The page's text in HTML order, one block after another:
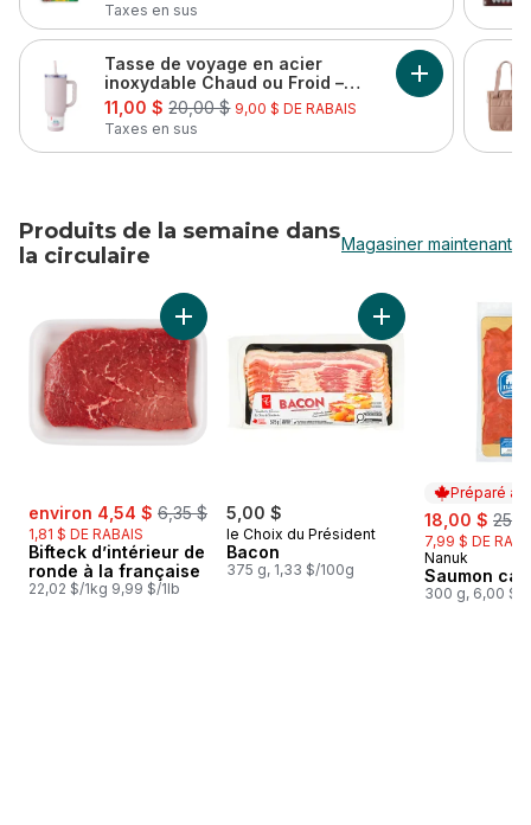
Taxes en sus
Tasse de voyage en acier
inoxydable Chaud ou Froid –
mauve
sale:
11,00 $ , formerly:
20,00 $ 9,00 $ DE RABAIS
Taxes en sus
Ajouter
Produits de la semaine dans
la circulaire
Magasiner maintenant
sauter Produits de la semaine dans la circulaire
sale:
environ 4,54 $ , formerly:
6,35 $
1,81 $ DE RABAIS
Bifteck d’intérieur de
ronde à la française
22,02 $/1kg 9,99 $/1lb
Ajouter Bifteck d’intérieur de ronde à la
5,00 $
le Choix du Président
Bacon
375 g, 1,33 $/100g
Ajouter Bacon au
Préparé au
sale:
18,00 $ ,
7,99 $ DE
Préparé au
Nanuk
Saumon
300 g, 6,00 $/